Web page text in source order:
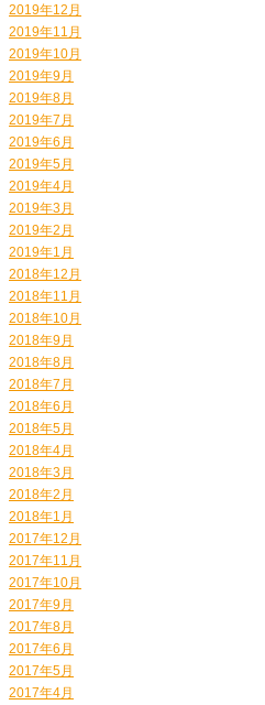
2019年12月
2019年11月
2019年10月
2019年9月
2019年8月
2019年7月
2019年6月
2019年5月
2019年4月
2019年3月
2019年2月
2019年1月
2018年12月
2018年11月
2018年10月
2018年9月
2018年8月
2018年7月
2018年6月
2018年5月
2018年4月
2018年3月
2018年2月
2018年1月
2017年12月
2017年11月
2017年10月
2017年9月
2017年8月
2017年6月
2017年5月
2017年4月